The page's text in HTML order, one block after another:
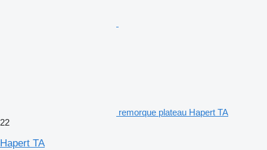
remorque plateau Hapert TA
22
Hapert TA